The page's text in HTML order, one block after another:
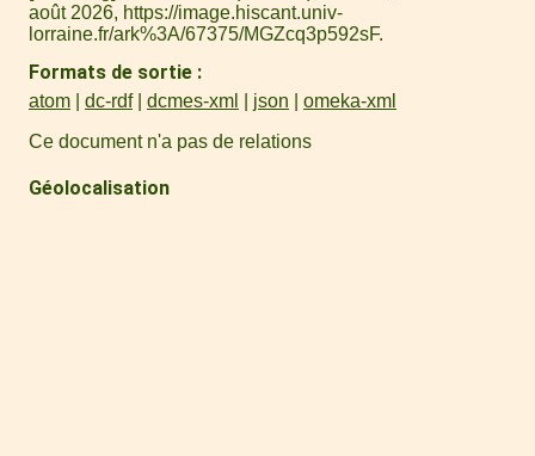
août 2026, https://image.hiscant.univ-
lorraine.fr/ark%3A/67375/MGZcq3p592sF.
Formats de sortie
atom dc-rdf dcmes-xml json
omeka-xml
Ce document n'a pas de relations
Géolocalisation